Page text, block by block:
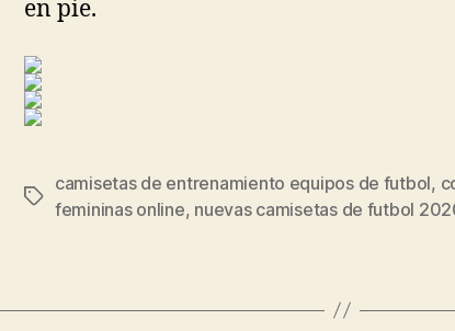
en pie.
Etiquetas
camisetas de entrenamiento equipos de futbol,
femininas online, nuevas camisetas de futbol